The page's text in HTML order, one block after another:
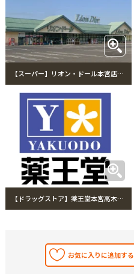
【スーパー】リオン・ドール本宮店まで2797m
【ドラッグストア】薬王堂本宮高木店まで2556m
お気に入りに追加する